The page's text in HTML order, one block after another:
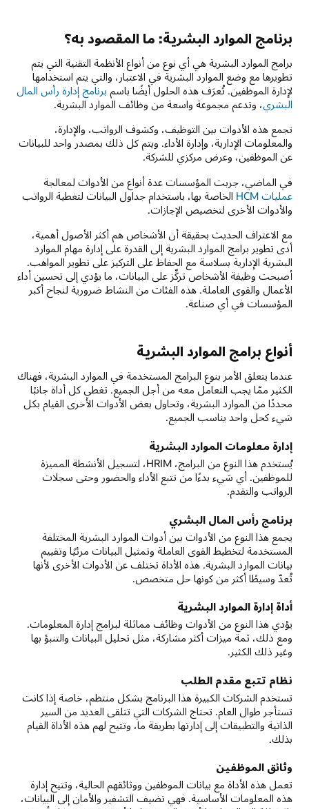
برنامج الموارد البشرية: ما المقصود به؟
برامج الموارد البشرية هي أي نوع من أنواع الأنظمة التقنية التي يتم
تطويرها مع وضع الموارد البشرية في الاعتبار، والتي يتم استخدامها
لإدارة الموظفين. تُعرَف هذه الحلول أيضًا باسم برنامج إدارة رأس المال
البشري، وتدعم مجموعة واسعة من وظائف الموارد البشرية.
تجمع هذه الأدوات بين التوظيف، وكشوف الرواتب، والإدارة،
والمعلومات الإدارية، وإدارة الأداء. ويتم كل ذلك بمصدر واحد للبيانات
عن الموظفين، وعرض مركزي للشركة.
في الماضي، جربت المؤسسات عدة أنواع من الأدوات لمعالجة
عمليات HCM‏
الخاصة بها، باستخدام جداول البيانات لتغطية الرواتب
والأدوات الأخرى لتخصيص الإجازات.
مع الاعتراف الحديث بحقيقة أن الأشخاص هم أكثر الأصول أهمية،
أدى تطوير برامج الموارد البشرية إلى القدرة على إدارة مهام الموارد
البشرية الإدارية بسلاسة مع الحفاظ على التركيز على تطوير المواهب.
أصبحت وظيفة الأشخاص تركِّز على البيانات، ما يؤدي إلى تحسين أداء
الأعمال والقوى العاملة. هذه الفئات من النشاط ضرورية لنجاح أكبر
المؤسسات في أي صناعة.
أنواع برامج الموارد البشرية
عندما يتعلق الأمر بنوع البرامج المستخدمة في الموارد البشرية، فهناك
الكثير ممّا يجب التعامل معه من أجل الجميع. تغطي كل أداة جانبًا
محددًا من الموارد البشرية، وتحاول بعض الأدوات الأخرى القيام بكل
شيء كحل واحد يناسب الجميع.
إدارة معلومات الموارد البشرية
يُستخدم هذا النوع من البرامج، HRIM، لتسجيل الأنشطة المميزة
للموظفين. أي شيء بدءًا من تتبع الأداء والحضور وحتى سجلات
الرواتب والتقدم.
برنامج رأس المال البشري
يجمع هذا النوع من الأدوات بين أدوات الموارد البشرية المختلفة
المستخدمة لتخطيط القوى العاملة وتمثيل البيانات مرئيًا وتقييم
بيانات الموارد البشرية. هذه الأداة تختلف عن الأدوات الأخرى لأنها
تُعدّ وسيطًا أكثر من كونها حل متخصص.
أداة إدارة الموارد البشرية
يؤدي هذا النوع من الأدوات وظائف مماثلة لبرامج إدارة المعلومات.
ومع ذلك، ثمة ميزات أكثر مشاركة، مثل تحليل البيانات والتنبؤ بها
وغير ذلك الكثير.
نظام تتبع مقدم الطلب
تستخدم الشركات الكبيرة هذا البرنامج بشكل منتظم، خاصة إذا كانت
تستأجر طوال العام. تحتاج الشركات التي تتلقى العديد من السير
الذاتية والتطبيقات إلى إدارتها بطريقة ما، وتتيح لهم هذه الأداة القيام
بذلك.
وثائق الموظفين
تعمل هذه الأداة مع بيانات الموظفين ووثائقهم الحالية، وتتيح إدارة
هذه المعلومات الأساسية. فهي تضيف التشفير والأمان إلى البيانات،